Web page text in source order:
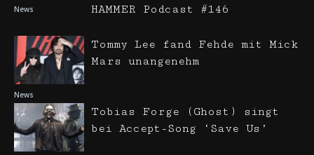
News
HAMMER Podcast #146
News
Tommy Lee fand Fehde mit Mick
Mars unangenehm
Tobias Forge (Ghost) singt
bei Accept-Song ‘Save Us’